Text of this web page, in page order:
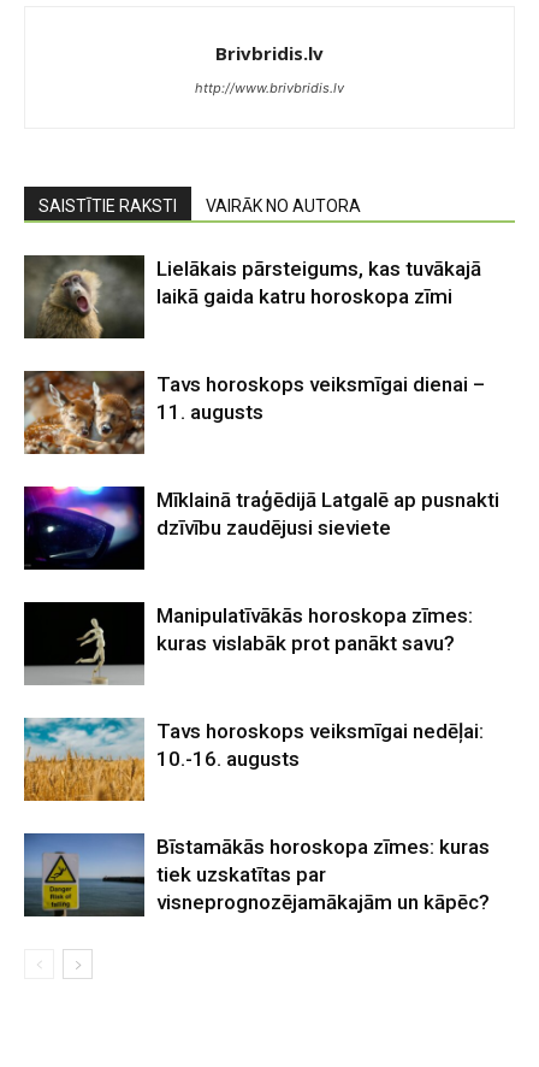
Brivbridis.lv
http://www.brivbridis.lv
SAISTĪTIE RAKSTI VAIRĀK NO AUTORA
Lielākais pārsteigums, kas tuvākajā
laikā gaida katru horoskopa zīmi
Tavs horoskops veiksmīgai dienai –
11. augusts
Mīklainā traģēdijā Latgalē ap pusnakti
dzīvību zaudējusi sieviete
Manipulatīvākās horoskopa zīmes:
kuras vislabāk prot panākt savu?
Tavs horoskops veiksmīgai nedēļai:
10.-16. augusts
Bīstamākās horoskopa zīmes: kuras
tiek uzskatītas par
visneprognozējamākajām un kāpēc?